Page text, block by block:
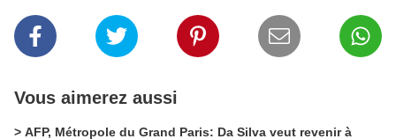
Vous aimerez aussi
> AFP, Métropole du Grand Paris: Da Silva veut revenir à